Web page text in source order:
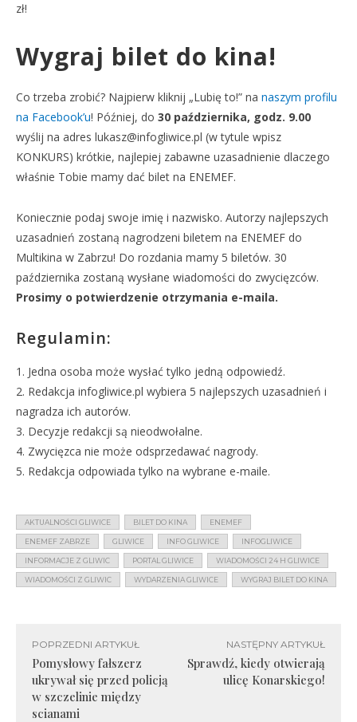
zł!
Wygraj bilet do kina!
Co trzeba zrobić? Najpierw kliknij „Lubię to!” na naszym profilu
na Facebook’u! Później, do 30 października, godz. 9.00
wyślij na adres lukasz@infogliwice.pl (w tytule wpisz
KONKURS) krótkie, najlepiej zabawne uzasadnienie dlaczego
właśnie Tobie mamy dać bilet na ENEMEF.
Koniecznie podaj swoje imię i nazwisko. Autorzy najlepszych
uzasadnień zostaną nagrodzeni biletem na ENEMEF do
Multikina w Zabrzu! Do rozdania mamy 5 biletów. 30
października zostaną wysłane wiadomości do zwycięzców.
Prosimy o potwierdzenie otrzymania e-maila.
Regulamin:
1. Jedna osoba może wysłać tylko jedną odpowiedź.
2. Redakcja infogliwice.pl wybiera 5 najlepszych uzasadnień i
nagradza ich autorów.
3. Decyzje redakcji są nieodwołalne.
4. Zwycięzca nie może odsprzedawać nagrody.
5. Redakcja odpowiada tylko na wybrane e-maile.
AKTUALNOŚCI GLIWICE BILET DO KINA ENEMEF
ENEMEF ZABRZE GLIWICE INFO GLIWICE INFOGLIWICE
INFORMACJE Z GLIWIC PORTAL GLIWICE WIADOMOŚCI 24 H GLIWICE
WIADOMOŚCI Z GLIWIC WYDARZENIA GLIWICE WYGRAJ BILET DO KINA
POPRZEDNI ARTYKUŁ
Pomysłowy fałszerz
ukrywał się przed policją
w szczelinie między
scianami
NASTĘPNY ARTYKUŁ
Sprawdź, kiedy otwierają
ulicę Konarskiego!